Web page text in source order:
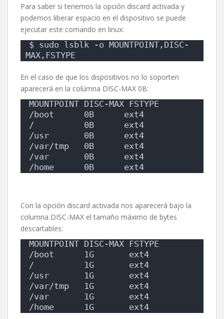
Para saber si tenemos la opción discard activada y
podemos liberar espacio en el dispositivo se puede
ejecutar este comando en linux:
$ sudo lsblk -o MOUNTPOINT,DISC-
MAX,FSTYPE
En el caso de que los dispositivos no lo soporten
aparecerá en la colúmna DISC-MAX 0B:
MOUNTPOINT DISC-MAX FSTYPE
/boot      0B      ext4
/          0B      ext4
/usr       0B      ext4
/var/tmp   0B      ext4
/var       0B      ext4
/home      0B      ext4
Con la opción discard activada nos aparecerá bajo la
columna DISC-MAX el tamaño máximo de bytes
descartables:
MOUNTPOINT DISC-MAX FSTYPE
/boot      1G       ext4
/          1G       ext4
/usr       1G       ext4
/var/tmp   1G       ext4
/var       1G       ext4
/home      1G       ext4